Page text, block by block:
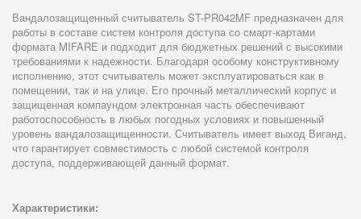
Вандалозащищенный считыватель ST-PR042MF предназначен для
работы в составе систем контроля доступа со смарт-картами
формата MIFARE и подходит для бюджетных решений с высокими
требованиями к надежности. Благодаря особому конструктивному
исполнению, этот считыватель может эксплуатироваться как в
помещении, так и на улице. Его прочный металлический корпус и
защищенная компаундом электронная часть обеспечивают
работоспособность в любых погодных условиях и повышенный
уровень вандалозащищенности. Считыватель имеет выход Виганд,
что гарантирует совместимость с любой системой контроля
доступа, поддерживающей данный формат.
Характеристики: